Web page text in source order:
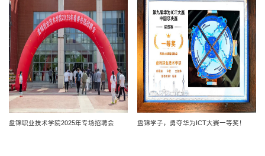
盘锦职业技术学院2025年专场招聘会 盘锦学子，勇夺华为ICT大赛一等奖！